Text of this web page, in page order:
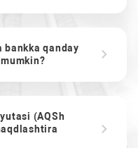
qanday
(AQSh